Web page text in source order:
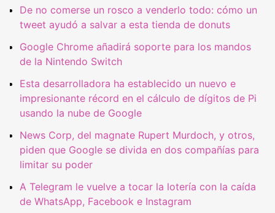
De no comerse un rosco a venderlo todo: cómo un
tweet ayudó a salvar a esta tienda de donuts
Google Chrome añadirá soporte para los mandos
de la Nintendo Switch
Esta desarrolladora ha establecido un nuevo e
impresionante récord en el cálculo de dígitos de Pi
usando la nube de Google
News Corp, del magnate Rupert Murdoch, y otros,
piden que Google se divida en dos compañías para
limitar su poder
A Telegram le vuelve a tocar la lotería con la caída
de WhatsApp, Facebook e Instagram